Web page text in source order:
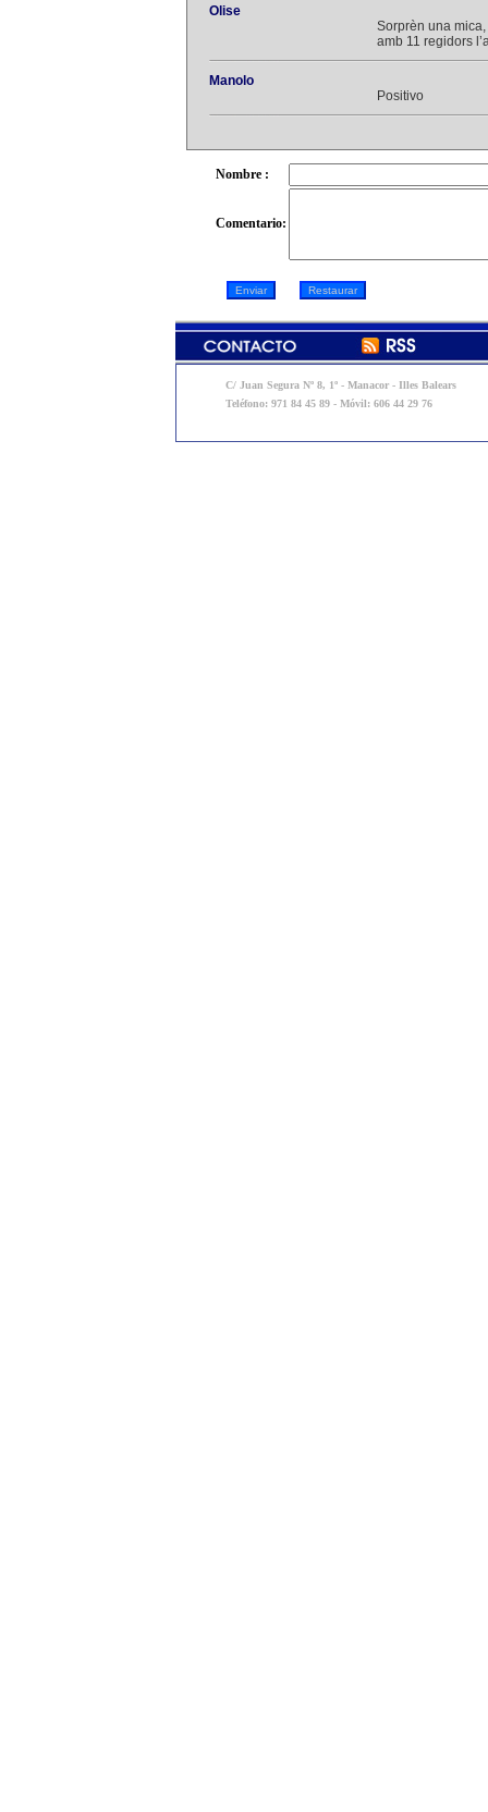
Olise
Sorprèn una
amb 11 regidors
Manolo
Positivo
Nombre :
Comentario:
C/ Juan Segura Nº 8, 1º - Manacor - Illes Balears
Teléfono: 971 84 45 89 - Móvil: 606 44 29 76